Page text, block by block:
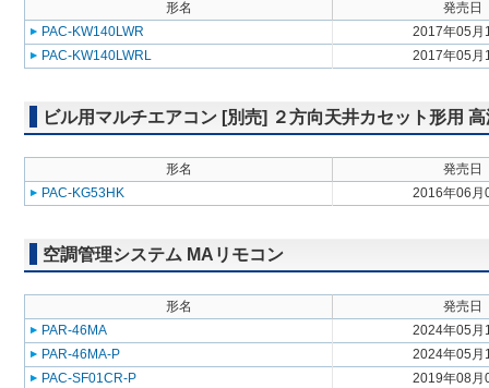
形名
発売日
PAC-KW140LWR
2017年05月
PAC-KW140LWRL
2017年05月
ビル用マルチエアコン [別売] ２方向天井カセット形用
形名
発売日
PAC-KG53HK
2016年06月
空調管理システム MAリモコン
形名
発売日
PAR-46MA
2024年05月
PAR-46MA-P
2024年05月
PAC-SF01CR-P
2019年08月